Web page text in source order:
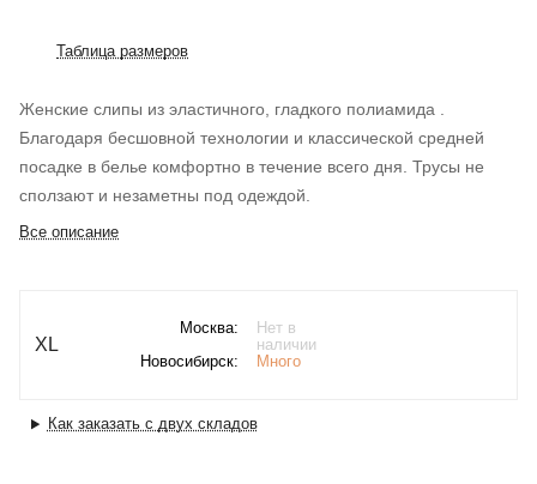
Таблица размеров
Женские слипы из эластичного, гладкого полиамида .
Благодаря бесшовной технологии и классической средней
посадке в белье комфортно в течение всего дня. Трусы не
сползают и незаметны под одеждой.
Все описание
XL
Москва:
Нет в
наличии
Новосибирск:
Много
Как заказать с двух складов